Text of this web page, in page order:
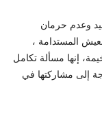
وعدم حرمان
المستدامة ،
إنها مسألة تكامل
إلى مشاركتها في